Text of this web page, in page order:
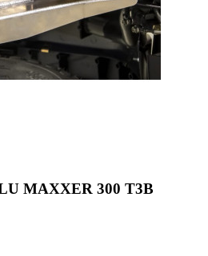
MAXXER 300 T3B